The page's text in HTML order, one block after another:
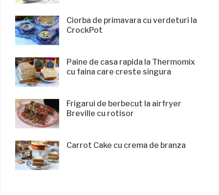
Ciorba de primavara cu verdeturi la
CrockPot
Paine de casa rapida la Thermomix
cu faina care creste singura
Frigarui de berbecut la airfryer
Breville cu rotisor
Carrot Cake cu crema de branza